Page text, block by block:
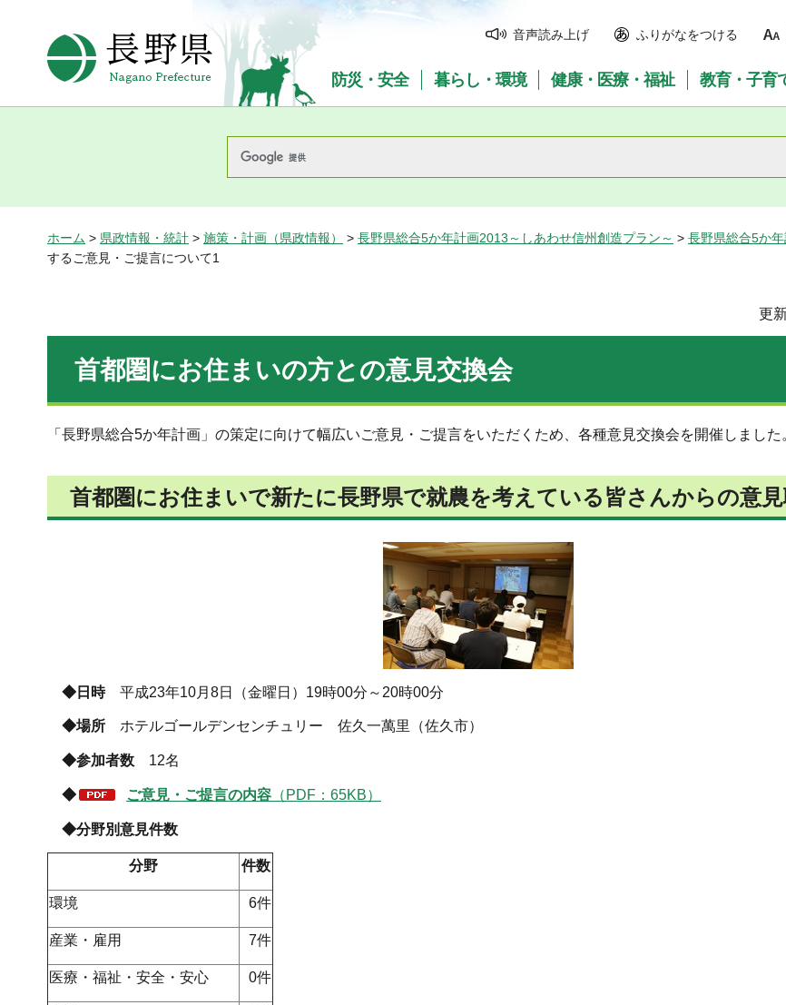
長野県Nagano Prefecture
音声読み上げ ふりがなをつける
防災・安全 暮らし・環境 健康・医療・福祉 教育・子育
ホーム > 県政情報・統計 > 施策・計画（県政情報） > 長野県総合5か年計画2013～しあわせ信州創造プラン～ > 長野県総合5か
するご意見・ご提言について1
更
首都圏にお住まいの方との意見交換会
「長野県総合5か年計画」の策定に向けて幅広いご意見・ご提言をいただくため、各種意見交換会を開催しました
首都圏にお住まいで新たに長野県で就農を考えている皆さんからの意見
◆ 日時平成23年10月8日（金曜日）19時00分～20時00分
◆場所 ホテルゴールデンセンチュリー 佐久一萬里（佐久市）
◆参加者数 12名
◆ ご意見・ご提言の内容 （PDF：65KB）
◆分野別意見件数
分野 件数
環境 6件
産業・雇用 7件
医療・福祉・安全・安心 0件